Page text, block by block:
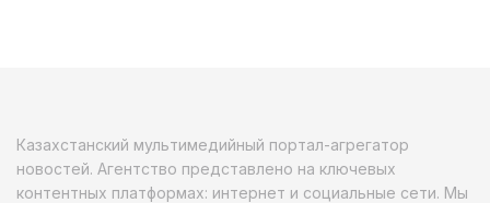
Казахстанский мультимедийный портал-агрегатор
новостей. Агентство представлено на ключевых
контентных платформах: интернет и социальные сети. Мы